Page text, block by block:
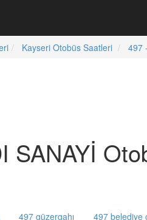
Kayseri Otobüs Saatleri 497
SANAYİ
497 güzergahı 497 belediye